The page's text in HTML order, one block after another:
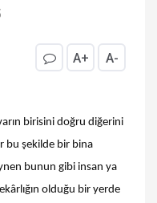
A+ A-
birisini doğru diğerini
bu şekilde bir bina
bunun gibi insan ya
olduğu bir yerde